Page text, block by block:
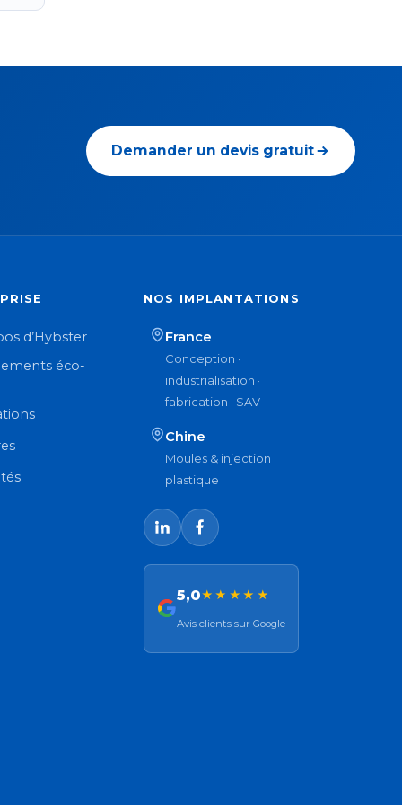
Demander un devis gratuit
d’Hybster
éco-
NOS IMPLANTATIONS
France
Conception ·
industrialisation ·
fabrication · SAV
Chine
Moules & injection
plastique
5,0★★★★★
Avis clients sur Google